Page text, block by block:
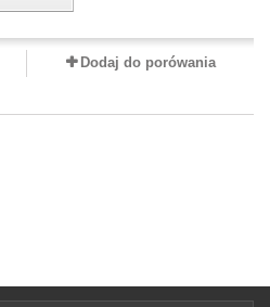
Dodaj do porówania